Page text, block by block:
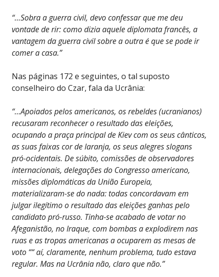
“…Sobra a guerra civil, devo confessar que me deu
vontade de rir: como dizia aquele diplomata francês, a
vantagem da guerra civil sobre a outra é que se pode ir
comer a casa.”
Nas páginas 172 e seguintes, o tal suposto
conselheiro do Czar, fala da Ucrânia:
“…Apoiados pelos americanos, os rebeldes (ucranianos)
recusaram reconhecer o resultado das eleições,
ocupando a praça principal de Kiev com os seus cânticos,
as suas faixas cor de laranja, os seus alegres slogans
pró-ocidentais. De súbito, comissões de observadores
internacionais, delegações do Congresso americano,
missões diplomáticas da União Europeia,
materializaram-se do nada: todas concordavam em
julgar ilegítimo o resultado das eleições ganhas pelo
candidato pró-russo. Tinha-se acabado de votar no
Afeganistão, no Iraque, com bombas a explodirem nas
ruas e as tropas americanas a ocuparem as mesas de
voto ““ aí, claramente, nenhum problema, tudo estava
regular. Mas na Ucrânia não, claro que não.”